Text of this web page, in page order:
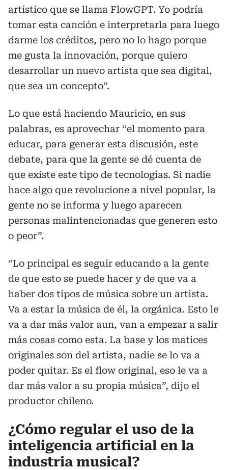
artístico que se llama FlowGPT. Yo podría
tomar esta canción e interpretarla para luego
darme los créditos, pero no lo hago porque
me gusta la innovación, porque quiero
desarrollar un nuevo artista que sea digital,
que sea un concepto”.
Lo que está haciendo Mauricio, en sus
palabras, es aprovechar “el momento para
educar, para generar esta discusión, este
debate, para que la gente se dé cuenta de
que existe este tipo de tecnologías. Si nadie
hace algo que revolucione a nivel popular, la
gente no se informa y luego aparecen
personas malintencionadas que generen esto
o peor”.
“Lo principal es seguir educando a la gente
de que esto se puede hacer y de que va a
haber dos tipos de música sobre un artista.
Va a estar la música de él, la orgánica. Esto le
va a dar más valor aun, van a empezar a salir
más cosas como esta. La base y los matices
originales son del artista, nadie se lo va a
poder quitar. Es el flow original, eso le va a
dar más valor a su propia música”, dijo el
productor chileno.
¿Cómo regular el uso de la
inteligencia artificial en la
industria musical?